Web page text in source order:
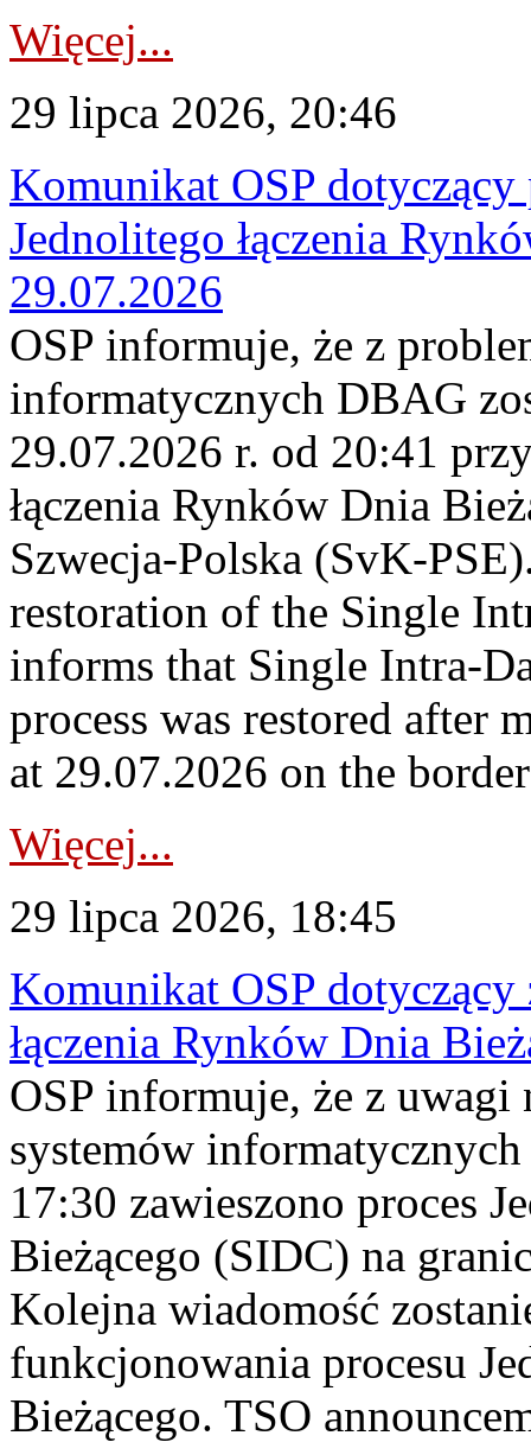
Więcej...
29 lipca 2026, 20:46
Komunikat OSP
Jednolitego łączenia
29.07.2026
OSP informuje, że z
informatycznych DBAG
29.07.2026 r. od 20:41
łączenia Rynków Dnia
Szwecja-Polska (SvK-
restoration of the Single
informs that Single Intra-
process was restored after
at 29.07.2026 on the
Więcej...
29 lipca 2026, 18:45
Komunikat OSP dotyczący
łączenia Rynków Dnia
OSP informuje, że z uwagi
systemów
17:30 zawieszono proces
Bieżącego (SIDC) na
Kolejna wiadomość
funkcjonowania procesu
Bieżącego. TSO